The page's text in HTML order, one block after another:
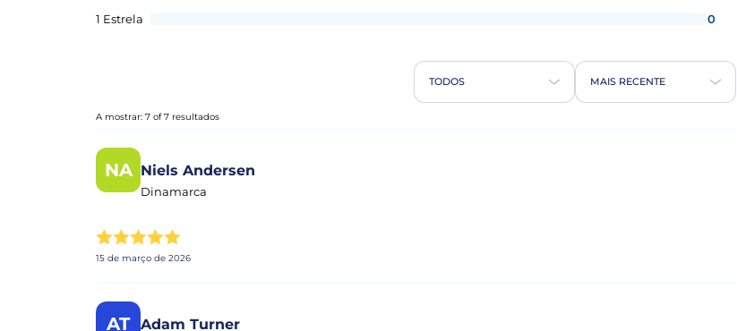
1 Estrela 0
TODOS MAIS RECENTE
A mostrar: 7 of 7 resultados
NA Niels Andersen
Dinamarca
15 de março de 2026
AT Adam Turner